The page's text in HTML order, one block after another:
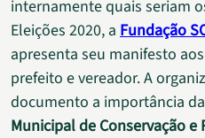
internamente quais seriam
Eleições 2020, a Fundação
apresenta seu manifesto
prefeito e vereador. A
documento a importância
Municipal de Conservação e